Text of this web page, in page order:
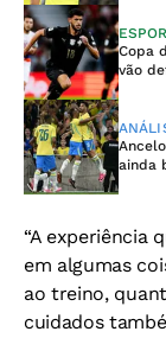
Copa
vão
ainda
“A experiência
em algumas
ao treino,
cuidados